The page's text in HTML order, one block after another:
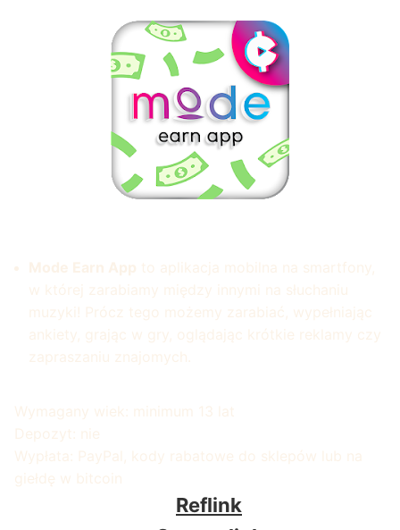
Mode Earn App to aplikacja mobilna na smartfony,
w której zarabiamy między innymi na słuchaniu
muzyki! Prócz tego możemy zarabiać, wypełniając
ankiety, grając w gry, oglądając krótkie reklamy czy
zapraszaniu znajomych.
Wymagany wiek: minimum 13 lat
Depozyt: nie
Wypłata: PayPal, kody rabatowe do sklepów lub na
giełdę w bitcoin
Reflink